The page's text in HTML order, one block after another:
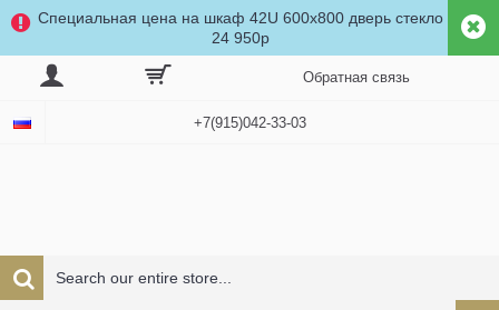
Специальная цена на шкаф 42U 600x800 дверь стекло
24 950р
Обратная связь
+7(915)042-33-03